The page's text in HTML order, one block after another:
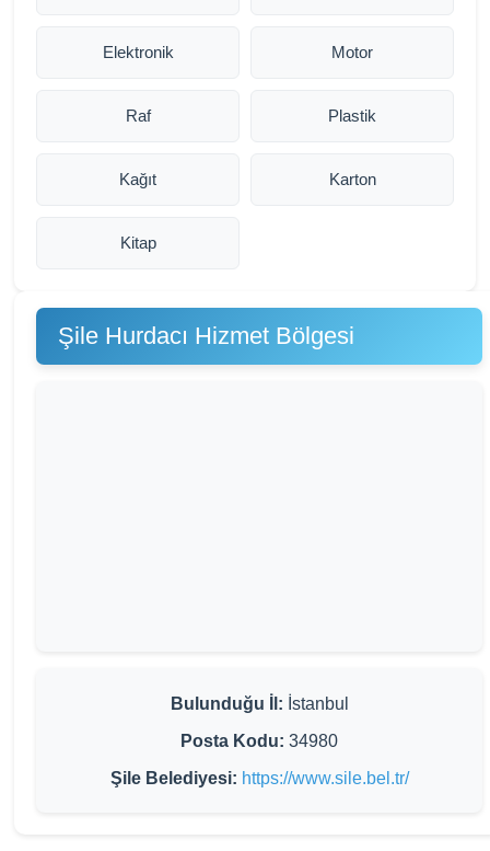
Elektronik Motor
Raf Plastik
Kağıt Karton
Kitap
Şile Hurdacı Hizmet Bölgesi
Bulunduğu İl: İstanbul
Posta Kodu: 34980
Şile Belediyesi: https://www.sile.bel.tr/